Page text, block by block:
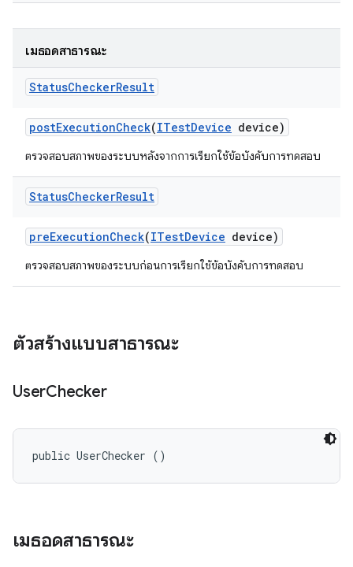
เมธอดสาธารณะ
StatusCheckerResult
postExecutionCheck(ITestDevice device)
ตรวจสอบสภาพของระบบหลังจากการเรียกใช้ข้อบังคับการทดสอบ
StatusCheckerResult
preExecutionCheck(ITestDevice device)
ตรวจสอบสภาพของระบบก่อนการเรียกใช้ข้อบังคับการทดสอบ
ตัวสร้างแบบสาธารณะ
UserChecker
public UserChecker ()
เมธอดสาธารณะ